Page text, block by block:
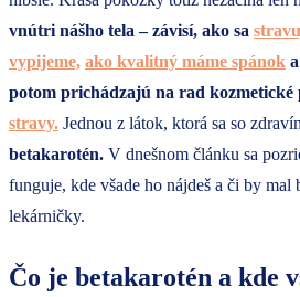
vnútri nášho tela – závisí, ako sa
vypijeme, ako kvalitný máme spánok a
potom prichádzajú na rad
stravy. Jednou z látok, ktorá sa so
betakarotén. V dnešnom článku sa
funguje, kde všade ho nájdeš a či by
lekárničky.
Čo je betakarotén a kde